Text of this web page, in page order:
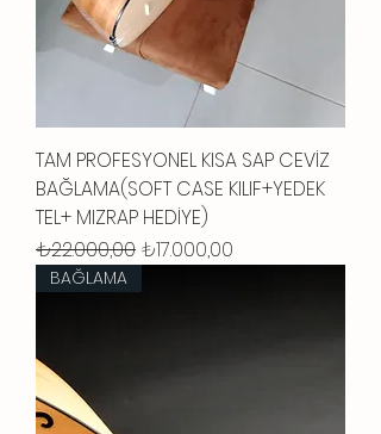
TAM PROFESYONEL KISA SAP CEVİZ
BAĞLAMA(SOFT CASE KILIF+YEDEK
TEL+ MIZRAP HEDİYE)
Normal Fiyat
₺22.000,00 İndirimli Fiyat
₺17.000,00
BAĞLAMA